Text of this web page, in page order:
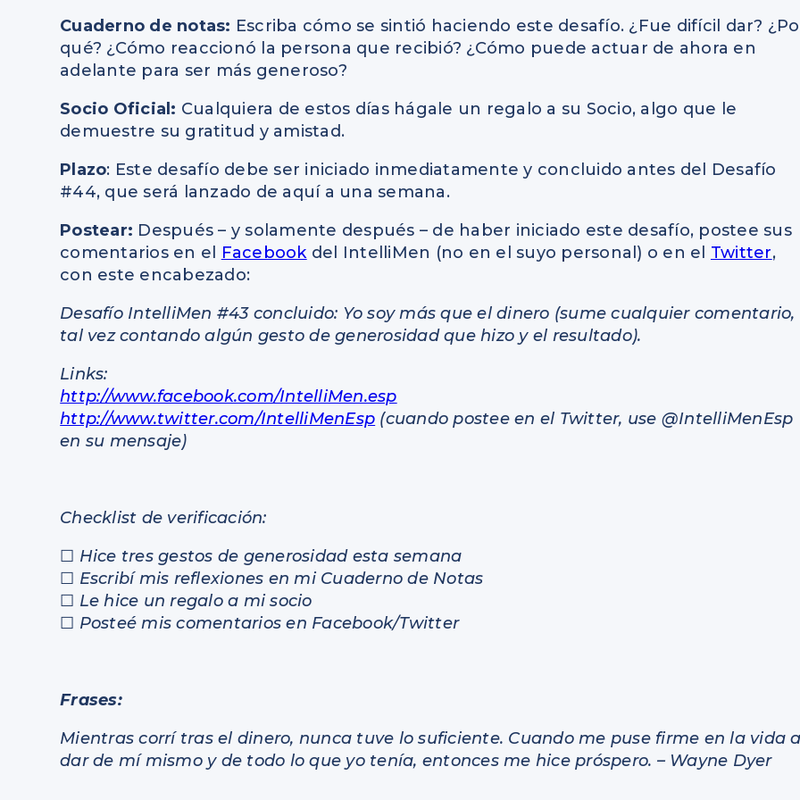
Cuaderno de notas: Escriba cómo se sintió haciendo este desafío. ¿Fue difícil dar?
qué? ¿Cómo reaccionó la persona que recibió? ¿Cómo puede actuar de ahora en
adelante para ser más generoso?
Socio Oficial: Cualquiera de estos días hágale un regalo a su Socio, algo que le
demuestre su gratitud y amistad.
Plazo: Este desafío debe ser iniciado inmediatamente y concluido antes del Desafío
#44, que será lanzado de aquí a una semana.
Postear: Después – y solamente después – de haber iniciado este desafío, postee sus
comentarios en el Facebookdel IntelliMen (no en el suyo personal) o en el Twitter,
con este encabezado:
Desafío IntelliMen #43 concluido: Yo soy más que el dinero (sume cualquier comentario,
tal vez contando algún gesto de generosidad que hizo y el resultado).
Links:
http://www.facebook.com/IntelliMen.esp
http://www.twitter.com/IntelliMenEsp (cuando postee en el Twitter, use @IntelliMenEsp
en su mensaje)
Checklist de verificación:
☐ Hice tres gestos de generosidad esta semana
☐ Escribí mis reflexiones en mi Cuaderno de Notas
☐ Le hice un regalo a mi socio
☐ Posteé mis comentarios en Facebook/Twitter
Frases:
Mientras corrí tras el dinero, nunca tuve lo suficiente. Cuando me puse firme en la vida
dar de mí mismo y de todo lo que yo tenía, entonces me hice próspero. – Wayne Dyer